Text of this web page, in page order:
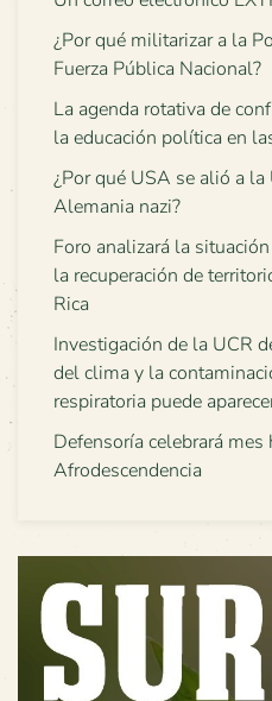
¿Por qué militarizar a la
Fuerza Pública Nacional?
La agenda rotativa de
la educación política en
¿Por qué USA se alió a la
Alemania nazi?
Foro analizará la
la recuperación de
Rica
Investigación de la UCR
del clima y la
respiratoria puede
Defensoría celebrará
Afrodescendencia